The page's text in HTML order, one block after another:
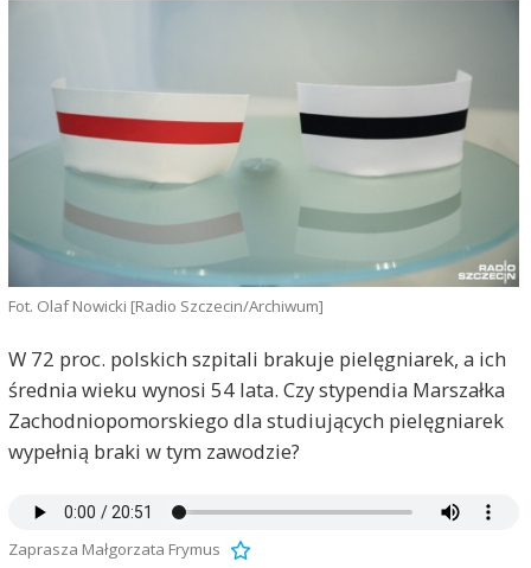
Fot. Olaf Nowicki [Radio Szczecin/Archiwum]
W 72 proc. polskich szpitali brakuje pielęgniarek, a ich
średnia wieku wynosi 54 lata. Czy stypendia Marszałka
Zachodniopomorskiego dla studiujących pielęgniarek
wypełnią braki w tym zawodzie?
Zaprasza Małgorzata Frymus